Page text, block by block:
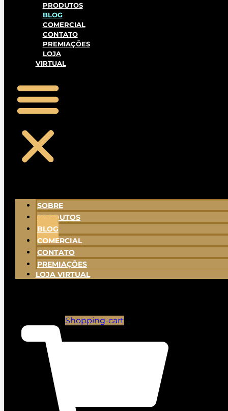
PRODUTOS
BLOG
COMERCIAL
CONTATO
PREMIAÇÕES
LOJA
VIRTUAL
SOBRE
PRODUTOS
BLOG
COMERCIAL
CONTATO
PREMIAÇÕES
LOJA VIRTUAL
Shopping-cart